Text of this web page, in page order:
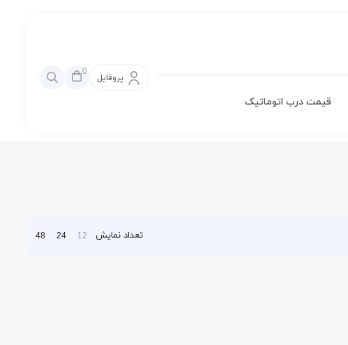
قیمت درب اتوماتیک
پروفایل
0
تعداد نمایش 12
24
48